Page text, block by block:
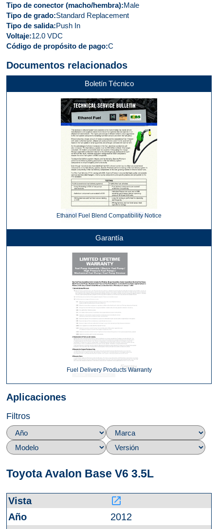
Tipo de conector (macho/hembra) Male
Tipo de grado Standard Replacement
Tipo de salida Push In
Voltaje 12.0 VDC
Código de propósito de pago C
Documentos relacionados
Boletín Técnico
Ethanol Fuel Blend Compatibility Notice
Garantía
Fuel Delivery Products Warranty
Aplicaciones
Filtros
Toyota Avalon Base V6 3.5L
launch
2012